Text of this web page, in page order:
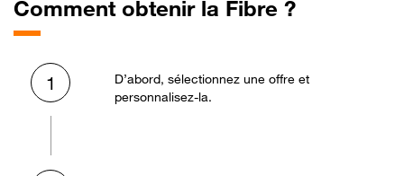
Comment obtenir la Fibre ?
1
D’abord, sélectionnez une offre et
personnalisez-la.